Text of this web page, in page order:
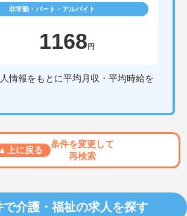
非常勤・パート・アルバイト
1168円
情報をもとに平均月収・平均時給を
▲上に戻る
条件を変更して
再検索
で介護・福祉の求人を探す